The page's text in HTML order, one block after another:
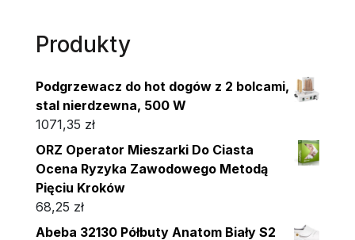
Produkty
Podgrzewacz do hot dogów z 2 bolcami,
stal nierdzewna, 500 W
1071,35 zł
ORZ Operator Mieszarki Do Ciasta
Ocena Ryzyka Zawodowego Metodą
Pięciu Kroków
68,25 zł
Abeba 32130 Półbuty Anatom Biały S2